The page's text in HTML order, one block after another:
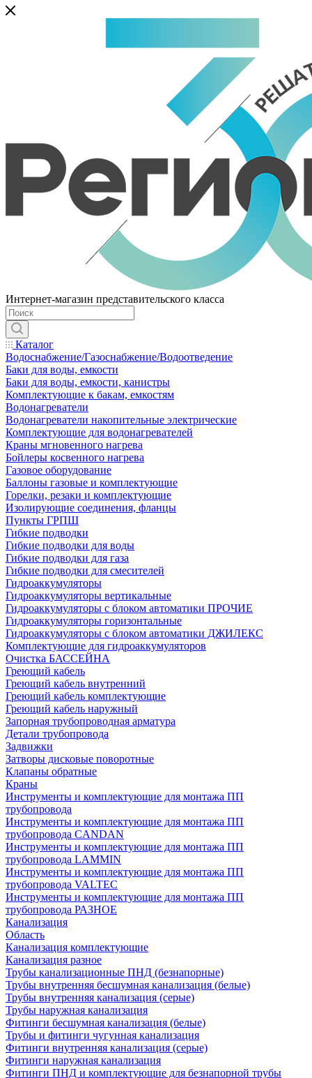
Интернет-магазин представительского класса
Каталог
Водоснабжение/Газоснабжение/Водоотведение
Баки для воды, емкости
Баки для воды, емкости, канистры
Комплектующие к бакам, емкостям
Водонагреватели
Водонагреватели накопительные электрические
Комплектующие для водонагревателей
Краны мгновенного нагрева
Бойлеры косвенного нагрева
Газовое оборудование
Баллоны газовые и комплектующие
Горелки, резаки и комплектующие
Изолирующие соединения, фланцы
Пункты ГРПШ
Гибкие подводки
Гибкие подводки для воды
Гибкие подводки для газа
Гибкие подводки для смесителей
Гидроаккумуляторы
Гидроаккумуляторы вертикальные
Гидроаккумуляторы с блоком автоматики ПРОЧИЕ
Гидроаккумуляторы горизонтальные
Гидроаккумуляторы с блоком автоматики ДЖИЛЕКС
Комплектующие для гидроаккумуляторов
Очистка БАССЕЙНА
Греющий кабель
Греющий кабель внутренний
Греющий кабель комплектующие
Греющий кабель наружный
Запорная трубопроводная арматура
Детали трубопровода
Задвижки
Затворы дисковые поворотные
Клапаны обратные
Краны
Инструменты и комплектующие для монтажа ПП
трубопровода
Инструменты и комплектующие для монтажа ПП
трубопровода CANDAN
Инструменты и комплектующие для монтажа ПП
трубопровода LAMMIN
Инструменты и комплектующие для монтажа ПП
трубопровода VALTEC
Инструменты и комплектующие для монтажа ПП
трубопровода РАЗНОЕ
Канализация
Область
Канализация комплектующие
Канализация разное
Трубы канализационные ПНД (безнапорные)
Трубы внутренняя бесшумная канализация (белые)
Трубы внутренняя канализация (серые)
Трубы наружная канализация
Фитинги бесшумная канализация (белые)
Трубы и фитинги чугунная канализация
Фитинги внутренняя канализация (серые)
Фитинги наружная канализация
Фитинги ПНД и комплектующие для безнапорной трубы